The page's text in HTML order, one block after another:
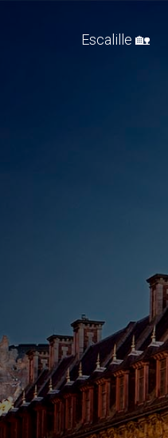
Escalille 🏡